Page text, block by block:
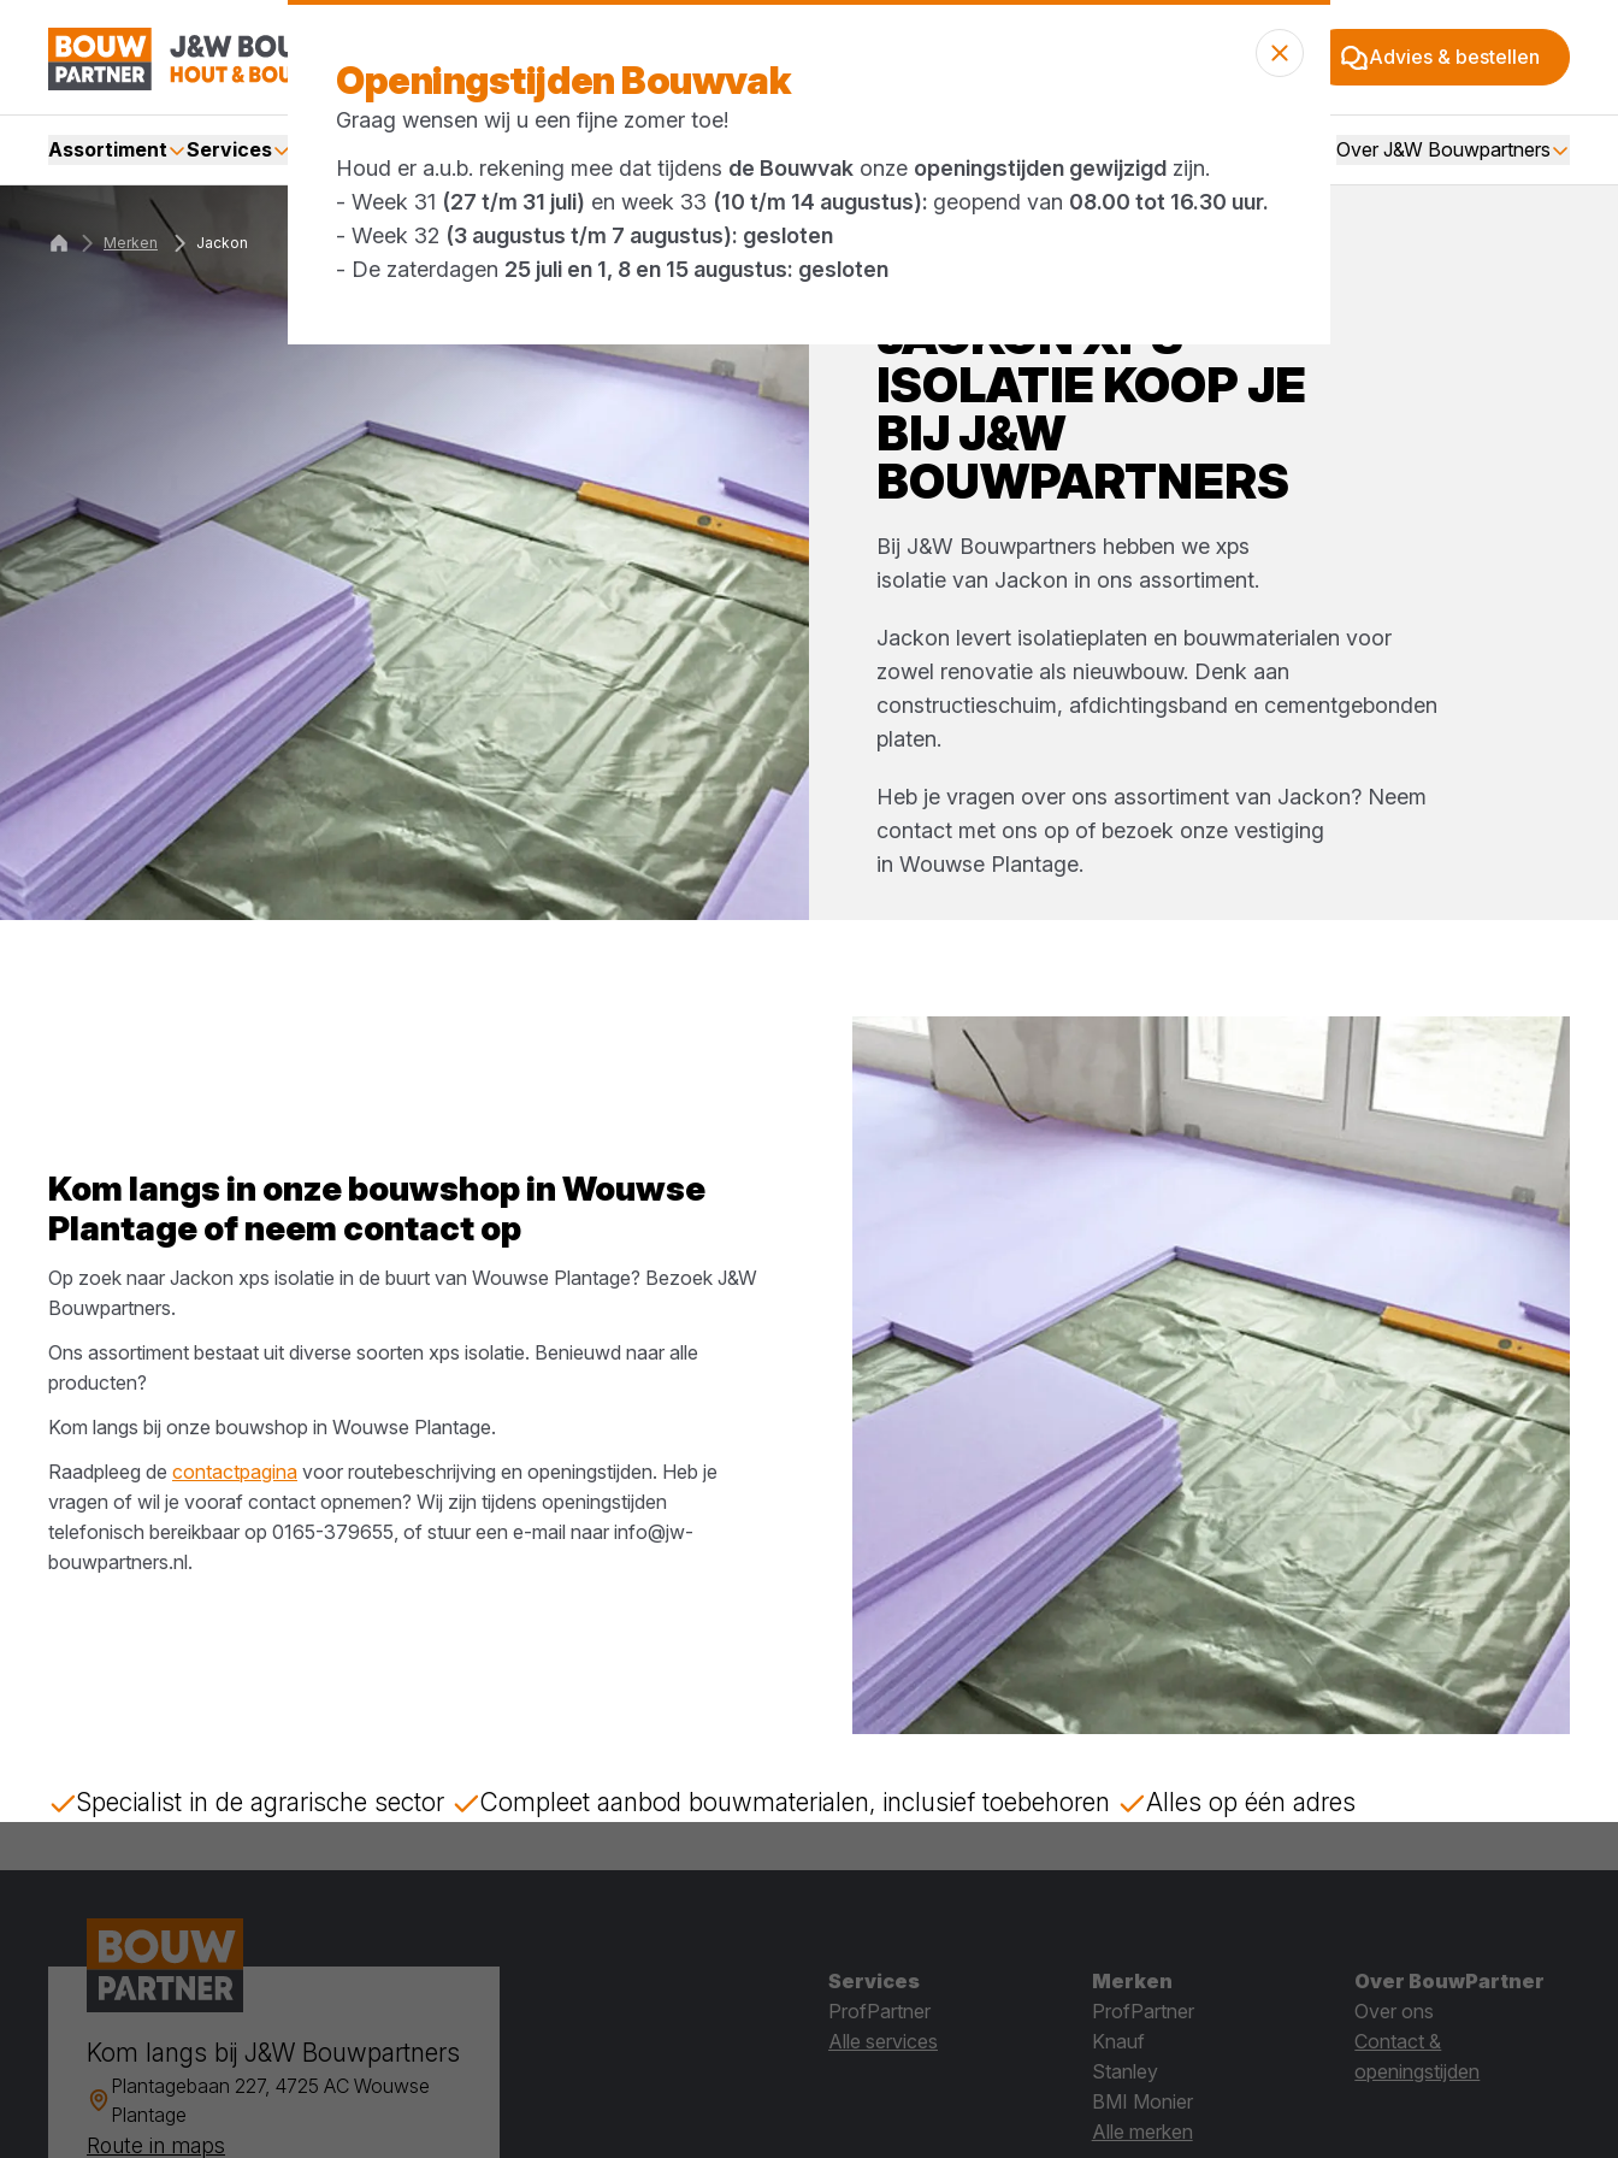
Advies & bestellen
Assortiment Services Over J&W Bouwpartners
JACKONXPS
ISOLATIE KOOP JE
BIJJ&W
BOUWPARTNERS
Bij J&W Bouwpartners hebben we xps
isolatie van Jackon in ons assortiment.
Jackon levert isolatieplaten en bouwmaterialen voor
zowel renovatie als nieuwbouw. Denk aan
constructieschuim, afdichtingsband en cementgebonden
platen.
Heb je vragen over ons assortiment van Jackon? Neem
contact met ons op of bezoek onze vestiging
in Wouwse Plantage.
Merken Jackon
Kom langs in onze bouwshop inWouwse
Plantageof neem contact op
Op zoek naar Jackon xps isolatie in de buurt van Wouwse Plantage? Bezoek J&W
Bouwpartners.
Ons assortiment bestaat uit diverse soorten xps isolatie. Benieuwd naar alle
producten?
Kom langs bij onze bouwshop in Wouwse Plantage.
Raadpleeg de contactpagina voor routebeschrijving en openingstijden. Heb je
vragen of wil je vooraf contact opnemen? Wij zijn tijdens openingstijden
telefonisch bereikbaar op 0165-379655 , of stuur een e-mail naar info@jw-
bouwpartners.nl.
Specialist in de agrarische sector Compleet aanbod bouwmaterialen, inclusief toebehoren Alles op één adres
Openingstijden Bouwvak
Graag wensen wij u een fijne zomer toe!
Houd er a.u.b. rekening mee dat tijdens de Bouwvak onze openingstijden gewijzigd zijn.
- Week 31 (27 t/m 31 juli) en week 33 (10 t/m 14 augustus): geopend van 08.00 tot 16.30 uur.
- Week 32 (3 augustus t/m 7 augustus): gesloten
- De zaterdagen 25 juli en 1, 8 en 15 augustus: gesloten
Kom langs bij J&W Bouwpartners
Plantagebaan 227, 4725 AC Wouwse
Plantage
Route in maps
Services
ProfPartner
Alle services
Merken
ProfPartner
Knauf
Stanley
BMI Monier
Alle merken
Over BouwPartner
Over ons
Contact &
openingstijden